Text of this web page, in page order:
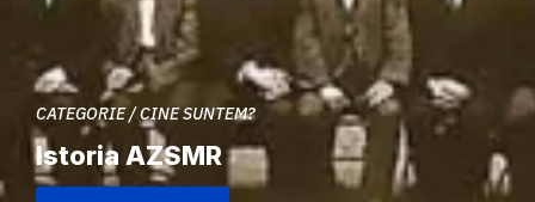
CATEGORIE / CINE SUNTEM?
Istoria AZSMR